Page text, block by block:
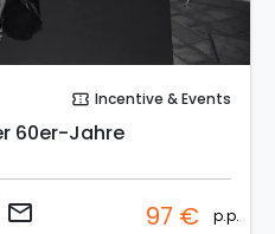
confirmation_number Incentive & Events
60er-Jahre
email 97 € p.p.